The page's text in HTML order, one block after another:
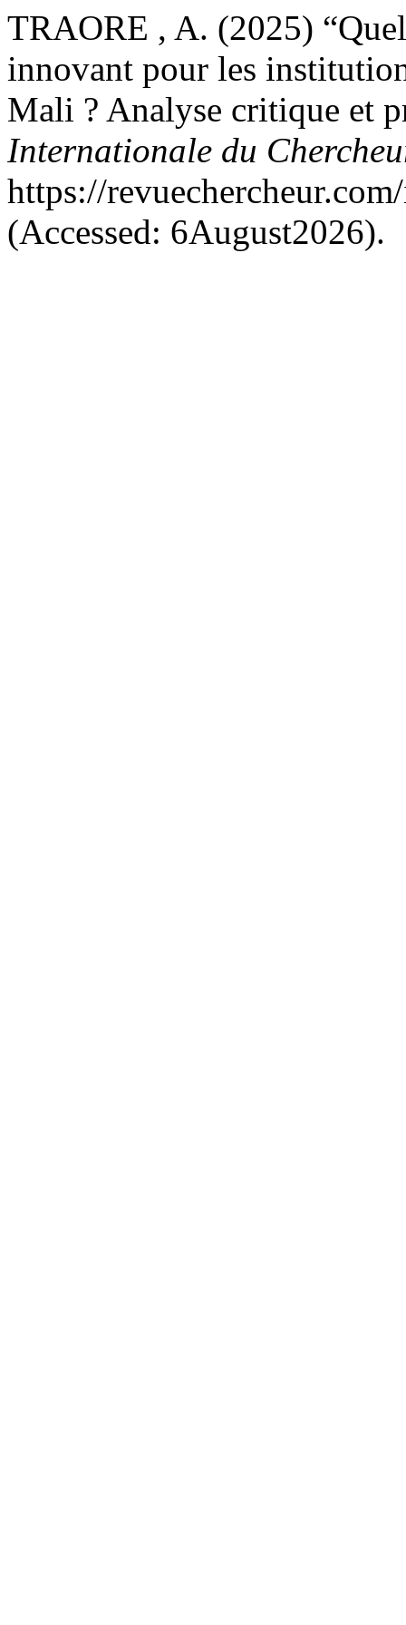
TRAORE , A. (2025)
innovant pour les
Mali ? Analyse critique et
Internationale du
https://
(Accessed: 6August2026).